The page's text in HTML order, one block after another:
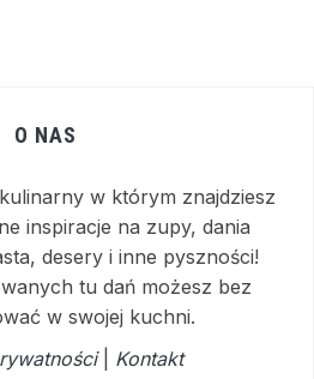
O NAS
w którym znajdziesz
inspiracje na zupy, dania
desery i inne pyszności!
tu dań możesz bez
w swojej kuchni.
| Kontakt